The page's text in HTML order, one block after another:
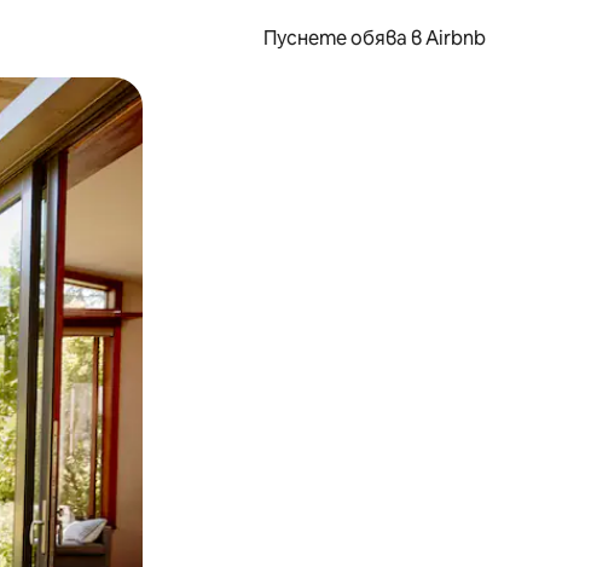
Пуснете обява в Airbnb
с докосване или плъзгане.